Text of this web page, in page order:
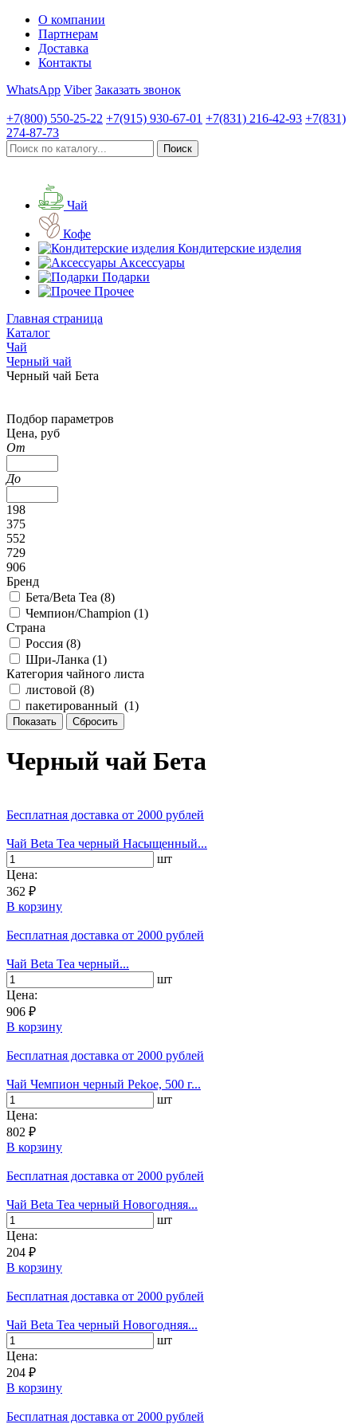
О компании
Партнерам
Доставка
Контакты
WhatsApp Viber Заказать звонок
+7(800) 550-25-22 +7(915) 930-67-01 +7(831) 216-42-93 +7(831)
274-87-73
Чай
Кофе
Кондитерские изделия
Аксессуары
Подарки
Прочее
Главная страница
Каталог
Чай
Черный чай
Черный чай Бета
Подбор параметров
Цена, руб
От
До
198
375
552
729
906
Бренд
Бета/Beta Tea (8)
Чемпион/Сhampion (1)
Страна
Россия (8)
Шри-Ланка (1)
Категория чайного листа
листовой (8)
пакетированный (1)
Черный чай Бета
Бесплатная доставка от 2000 рублей
Чай Beta Tea черный Насыщенный...
шт
Цена:
362 ₽
В корзину
Бесплатная доставка от 2000 рублей
Чай Beta Tea черный...
шт
Цена:
906 ₽
В корзину
Бесплатная доставка от 2000 рублей
Чай Чемпион черный Pekoe, 500 г...
шт
Цена:
802 ₽
В корзину
Бесплатная доставка от 2000 рублей
Чай Beta Tea черный Новогодняя...
шт
Цена:
204 ₽
В корзину
Бесплатная доставка от 2000 рублей
Чай Beta Tea черный Новогодняя...
шт
Цена:
204 ₽
В корзину
Бесплатная доставка от 2000 рублей